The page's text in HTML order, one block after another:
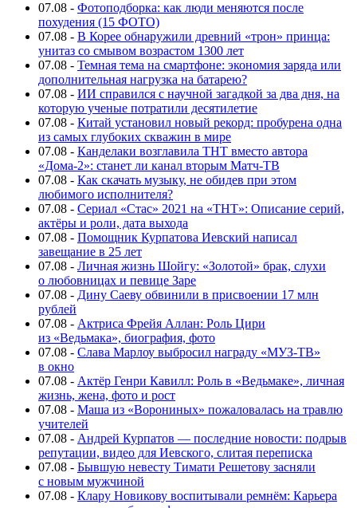
07.08 - Фотоподборка: как люди меняются после
похудения (15 ФОТО)
07.08 - В Корее обнаружили древний «трон» принца:
унитаз со смывом возрастом 1300 лет
07.08 - Темная тема на смартфоне: экономия заряда или
дополнительная нагрузка на батарею?
07.08 - ИИ справился с научной загадкой за два дня, на
которую ученые потратили десятилетие
07.08 - Китай установил новый рекорд: пробурена одна
из самых глубоких скважин в мире
07.08 - Канделаки возглавила ТНТ вместо автора
«Дома-2»: станет ли канал вторым Матч-ТВ
07.08 - Как скачать музыку, не обидев при этом
любимого исполнителя?
07.08 - Сериал «Стас» 2021 на «ТНТ»: Описание серий,
актёры и роли, дата выхода
07.08 - Помощник Курпатова Иевский написал
завещание в 25 лет
07.08 - Личная жизнь Шойгу: «Золотой» брак, слухи
о любовницах и певице Заре
07.08 - Дину Саеву обвинили в присвоении 17 млн
рублей
07.08 - Актриса Фрейя Аллан: Роль Цири
из «Ведьмака», биография, фото
07.08 - Слава Марлоу выбросил награду «МУЗ-ТВ»
в окно
07.08 - Актёр Генри Кавилл: Роль в «Ведьмаке», личная
жизнь, жена, фото и рост
07.08 - Маша из «Ворониных» пожаловалась на травлю
учителей
07.08 - Андрей Курпатов — последние новости: подрыв
репутации, видео для Иевского, слитая переписка
07.08 - Бывшую невесту Тимати Решетову засняли
с новым мужчиной
07.08 - Клару Новикову воспитывали ремнём: Карьера